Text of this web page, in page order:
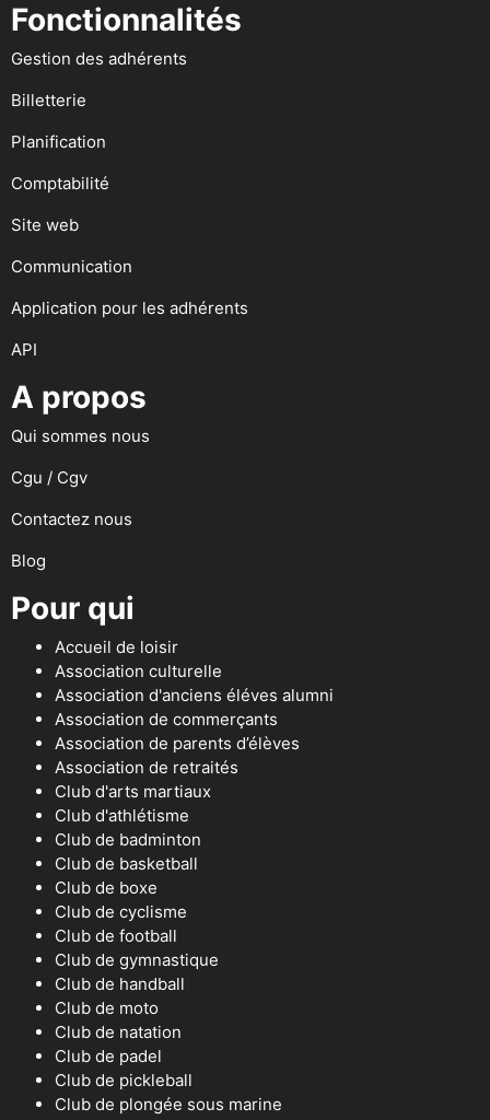
Fonctionnalités
Gestion des adhérents
Billetterie
Planification
Comptabilité
Site web
Communication
Application pour les adhérents
API
A propos
Qui sommes nous
Cgu / Cgv
Contactez nous
Blog
Pour qui
Accueil de loisir
Association culturelle
Association d'anciens éléves alumni
Association de commerçants
Association de parents d’élèves
Association de retraités
Club d'arts martiaux
Club d'athlétisme
Club de badminton
Club de basketball
Club de boxe
Club de cyclisme
Club de football
Club de gymnastique
Club de handball
Club de moto
Club de natation
Club de padel
Club de pickleball
Club de plongée sous marine